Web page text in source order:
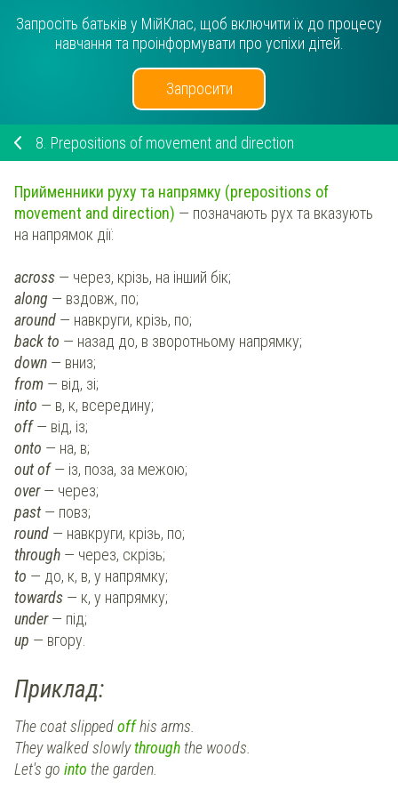
Запросіть батьків у МійКлас, щоб включити їх до процесу
навчання та проінформувати про успіхи дітей.
Запросити
8. Prepositions of movement and direction
Прийменники руху та напрямку (prepositions of
movement and direction) — позначають рух та вказують
на напрямок дії:
across — через, крізь, на інший бік;
along — вздовж, по;
around — навкруги, крізь, по;
back to — назад до, в зворотньому напрямку;
down — вниз;
from — від, зі;
into — в, к, всередину;
off— від, із;
onto — на, в;
out of— із, поза, за межою;
over— через;
past— повз;
round — навкруги, крізь, по;
through — через, скрізь;
to — до, к, в, у напрямку;
towards — к, у напрямку;
under— під;
up — вгору.
Приклад:
The coat slippedoffhis arms.
They walked slowlythrough the woods.
Let's go into the garden.